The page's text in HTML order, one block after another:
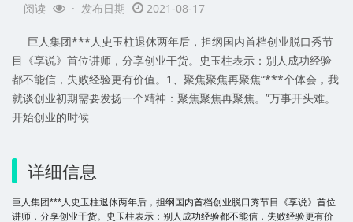
阅读 · 发布日期 2021-08-17
巨人集团***人史玉柱退休两年后，担纲国内首档创业脱口秀节
目《享说》首位讲师，分享创业干货。史玉柱表示：别人成功经验
都不能信，失败经验更有价值。1、聚焦聚焦再聚焦“***个体会，我
就谈创业初期需要发扬一个精神：聚焦聚焦再聚焦。”万事开头难。
开始创业的时候
详细信息
巨人集团***人史玉柱退休两年后，担纲国内首档创业脱口秀节目《享说》首位
讲师，分享创业干货。史玉柱表示：别人成功经验都不能信，失败经验更有价